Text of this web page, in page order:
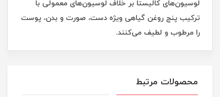
لوسیون‌های کالیستا بر خلاف لوسیون‌های معمولی با
ترکیب پنج روغن گیاهی ویژه دست، صورت و بدن، پوست
را مرطوب و لطیف می‌کنند.
محصولات مرتبط